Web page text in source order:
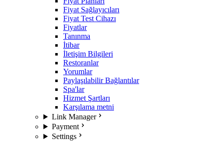
Fiyat Sağlayıcıları
Fiyat Test Cihazı
Fiyatlar
Tanınma
İtibar
İletişim Bilgileri
Restoranlar
Yorumlar
Paylaşılabilir Bağlantılar
Spa'lar
Hizmet Şartları
Karşılama metni
Link Manager
Payment
Settings